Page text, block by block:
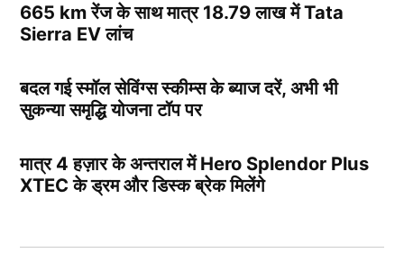
665 km रेंज के साथ मात्र 18.79 लाख में Tata
Sierra EV लांच
बदल गई स्मॉल सेविंग्स स्कीम्स के ब्याज दरें, अभी भी
सुकन्या समृद्धि योजना टॉप पर
मात्र 4 हज़ार के अन्तराल में Hero Splendor Plus
XTEC के ड्रम और डिस्क ब्रेक मिलेंगे